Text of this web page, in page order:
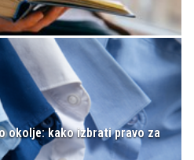
okolje: kako izbrati pravo za